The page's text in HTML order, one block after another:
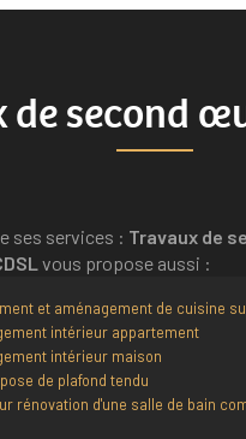
second
ses services : Travaux de
vous propose aussi :
et aménagement de cuisine
intérieur appartement
intérieur maison
de plafond tendu
rénovation d'une salle de bain